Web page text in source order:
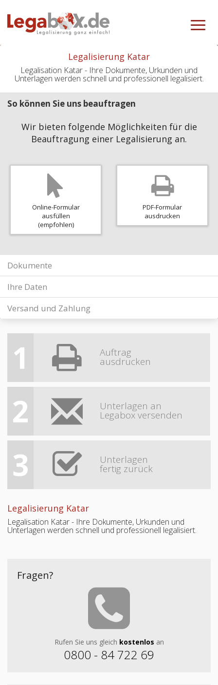
Toggle
Legalisierung Katar
Legalisation Katar - Ihre Dokumente, Urkunden und
Unterlagen werden schnell und professionell legalisiert.
So können Sie uns beauftragen
Wir bieten folgende Möglichkeiten für die
Beauftragung einer Legalisierung an.
Online-Formular
ausfüllen
(empfohlen)
PDF-Formular
ausdrucken
Dokumente
Ihre Daten
Versand und Zahlung
1 Auftrag
ausdrucken
2 Unterlagen an
Legabox versenden
3 Unterlagen
fertig zurück
Legalisierung Katar
Legalisation Katar - Ihre Dokumente, Urkunden und
Unterlagen werden schnell und professionell legalisiert.
Fragen?
Rufen Sie uns gleich kostenlos an
0800 - 84 722 69